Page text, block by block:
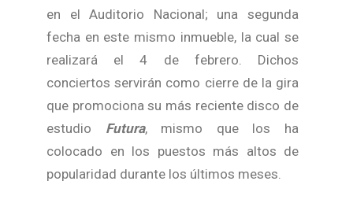
en el Auditorio Nacional; una segunda
fecha en este mismo inmueble, la cual se
realizará el 4 de febrero. Dichos
conciertos servirán como cierre de la gira
que promociona su más reciente disco de
estudio Futura, mismo que los ha
colocado en los puestos más altos de
popularidad durante los últimos meses.